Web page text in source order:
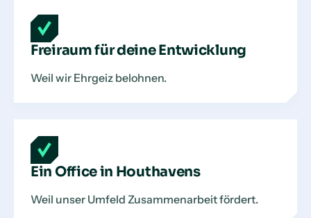
Freiraum für deine Entwicklung
Weil wir Ehrgeiz belohnen.
Ein Office in Houthavens
Weil unser Umfeld Zusammenarbeit fördert.